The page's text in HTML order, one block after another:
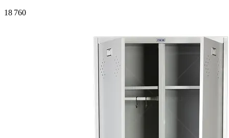
18 760